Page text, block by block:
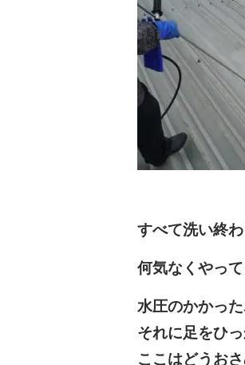
すべて洗い終
何気なくやっ
水圧のかかっ
それに足をひ
ここはどうお